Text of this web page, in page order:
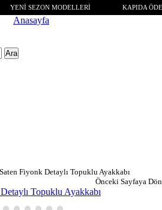
YENİ SEZON MODELLERİ KAPIDA
Anasayfa
Fiyonk Detaylı Topuklu Ayakkabı
Önceki Sayfaya Dön